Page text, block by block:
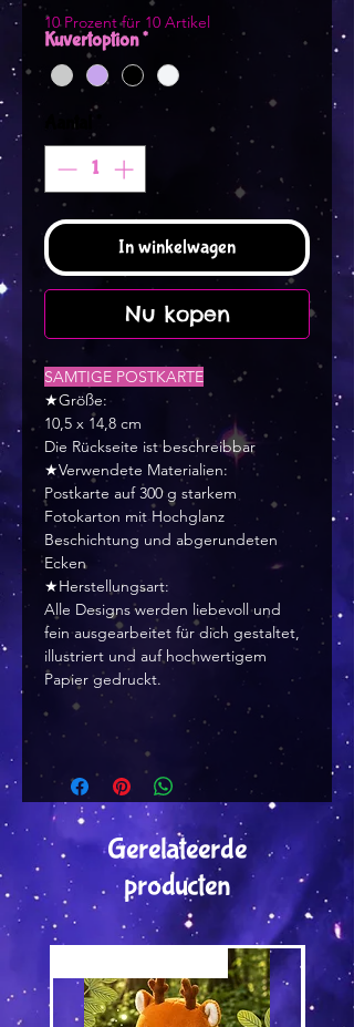
10 Prozent für 10 Artikel
Kuvertoption*
Aantal
In winkelwagen
Nu kopen
SAMTIGE POSTKARTE
★Größe:
10,5 x 14,8 cm
Die Rückseite ist beschreibbar
★Verwendete Materialien:
Postkarte auf 300 g starkem
Fotokarton mit Hochglanz
Beschichtung und abgerundeten
Ecken
★Herstellungsart:
Alle Designs werden liebevoll und
fein ausgearbeitet für dich gestaltet,
illustriert und auf hochwertigem
Papier gedruckt.
Gerelateerde
producten